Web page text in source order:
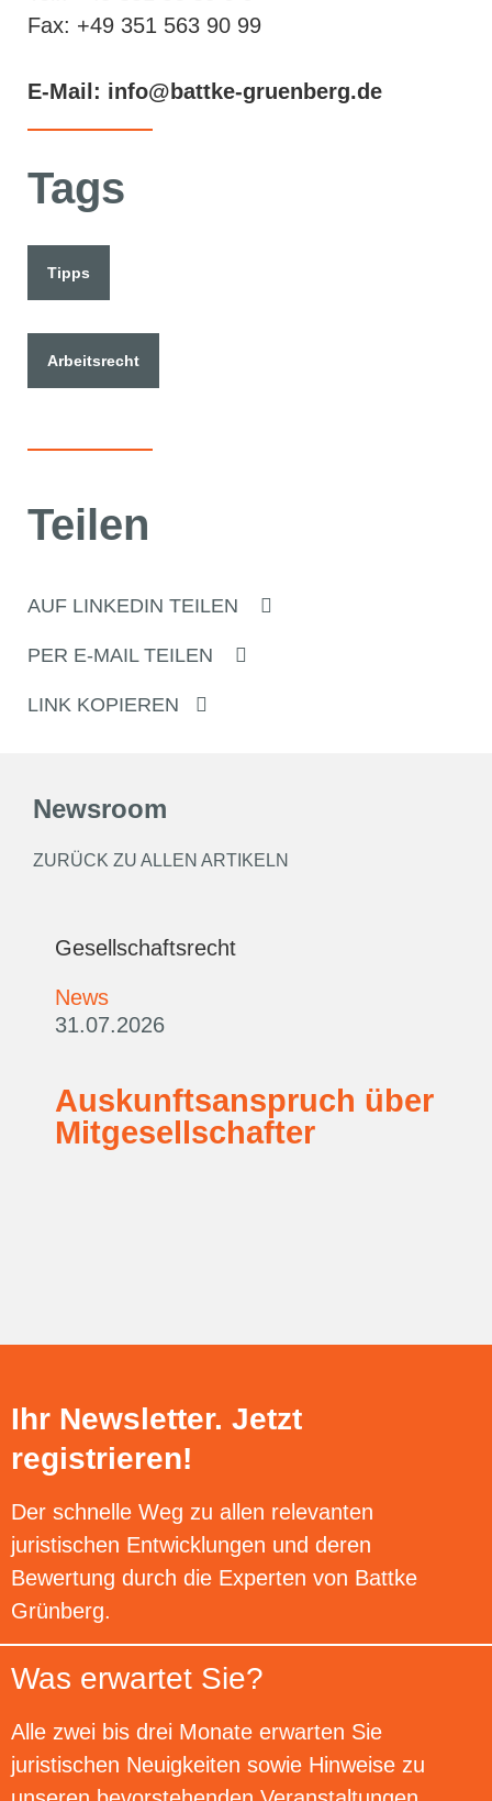
Fax: +49 351 563 90 99
E-Mail: info@battke-gruenberg.de
Tags
Tipps
Arbeitsrecht
Teilen
AUF LINKEDIN TEILEN
PER E-MAIL TEILEN
LINK KOPIEREN
Newsroom
ZURÜCK ZU ALLEN ARTIKELN
Gesellschaftsrecht
News
31.07.2026
Auskunftsanspruch über
Mitgesellschafter
Ihr Newsletter. Jetzt
registrieren!
Der schnelle Weg zu allen relevanten
juristischen Entwicklungen und deren
Bewertung durch die Experten von Battke
Grünberg.
Was erwartet Sie?
Alle zwei bis drei Monate erwarten Sie
juristischen Neuigkeiten sowie Hinweise zu